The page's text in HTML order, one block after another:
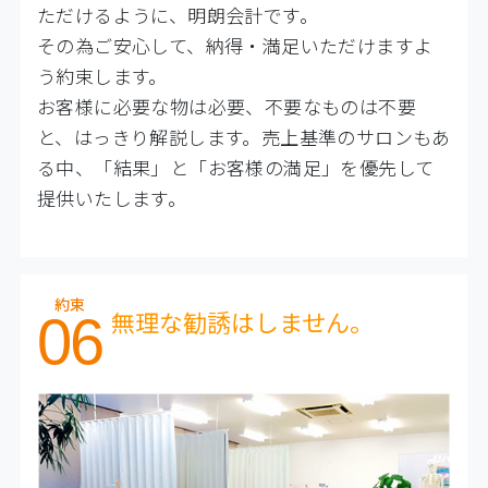
ただけるように、明朗会計です。
その為ご安心して、納得・満足いただけますよ
う約束します。
お客様に必要な物は必要、不要なものは不要
と、はっきり解説します。売上基準のサロンもあ
る中、「結果」と「お客様の満足」を優先して
提供いたします。
約束
06 無理な勧誘はしません。